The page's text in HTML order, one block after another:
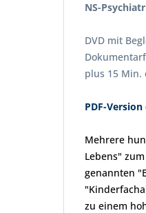
NS-
DVD mit
plus 15 Min.
PDF-
Mehrere
Lebens"
genannten
zu einem